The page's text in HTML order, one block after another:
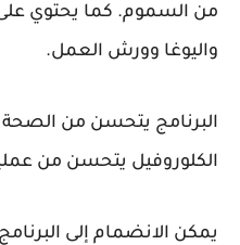
من السموم. كما يحتوي
واليوغا وورش العمل.
البرنامج يتحسن من الصحة
الكلوروفيل يتحسن من
يمكن الانضمام إلى